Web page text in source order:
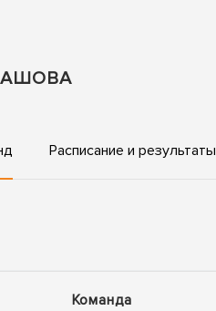
Расписание и результаты
Команда